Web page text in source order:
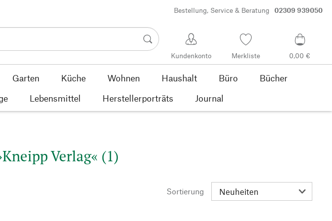
Bestellung, Service & Beratung 02309 939050
Kundenkonto Merkliste 0,00 €
Garten Küche Wohnen Haushalt Büro
Bücher
Lebensmittel Herstellerporträts Journal
Verlag« (1)
Sortierung